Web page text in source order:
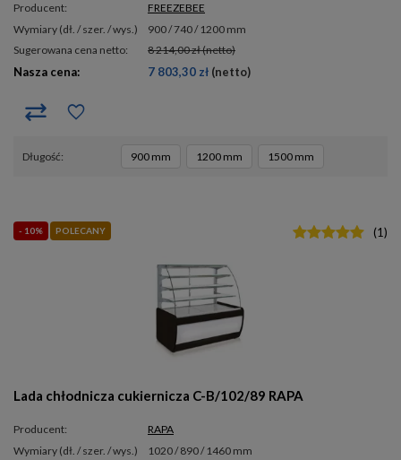
Producent:
FREEZEBEE
wymiary (dł. / szer. / wys.)
900 / 740 / 1200 mm
Sugerowana cena netto:
8 214,00 zł(netto)
Nasza cena: 7 803,30 zł (netto)
długość 900 mm 1200 mm 1500 mm
- 10% POLECANY
Lada chłodnicza cukiernicza C-B/102/89 RAPA
Producent:
RAPA
wymiary (dł. / szer. / wys.)
1020 / 890 / 1460 mm
(1)